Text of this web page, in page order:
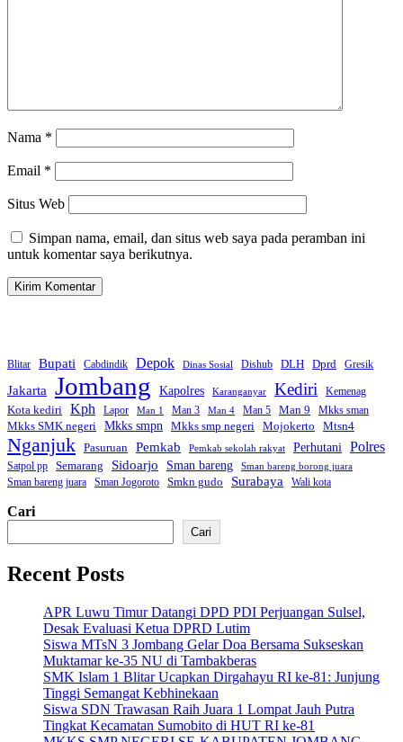
Nama *
Email *
Situs Web
Simpan nama, email, dan situs web saya pada peramban ini
untuk komentar saya berikutnya.
Blitar Bupati Cabdindik Depok Dinas Sosial Dishub DLH Dprd Gresik
Jakarta Jombang Kapolres Karanganyar Kediri Kemenag
Kota kediri Kph Lapor Man 1 Man 3 Man 4 Man 5 Man 9 Mkks sman
Mkks SMK negeri Mkks smpn Mkks smp negeri Mojokerto Mtsn4
Nganjuk Pasuruan Pemkab Pemkab sekolah rakyat Perhutani Polres
Satpol pp Semarang Sidoarjo Sman bareng Sman bareng borong juara
Sman bareng juara Sman Jogoroto Smkn gudo Surabaya Wali kota
Cari
Cari
Recent Posts
APR Luwu Timur Datangi DPD PDI Perjuangan Sulsel,
Desak Evaluasi Ketua DPRD Lutim
Siswa MTsN 3 Jombang Gelar Doa Bersama Sukseskan
Muktamar ke-35 NU di Tambakberas
SMK Islam 1 Blitar Ucapkan Dirgahayu RI ke-81: Junjung
Tinggi Semangat Kebhinekaan
Siswa SDN Trawasan Raih Juara 1 Lompat Jauh Putra
Tingkat Kecamatan Sumobito di HUT RI ke-81